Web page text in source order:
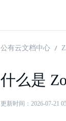
公有云文档中心
什么是
更新时间：2026-07-21